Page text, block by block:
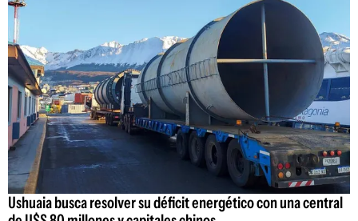
Ushuaia busca resolver su déficit energético con una central